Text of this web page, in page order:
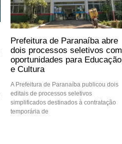
Prefeitura de Paranaíba abre
dois processos seletivos com
oportunidades para Educação
e Cultura
A Prefeitura de Paranaíba publicou dois
editais de processos seletivos
simplificados destinados à contratação
temporária de